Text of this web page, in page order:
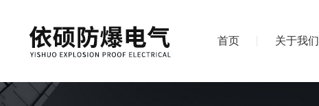
首页 关于我们